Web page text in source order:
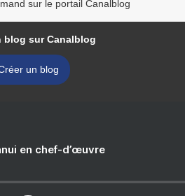
sur le portail Canalblog
blog sur Canalblog
un blog
en chef-d’œuvre